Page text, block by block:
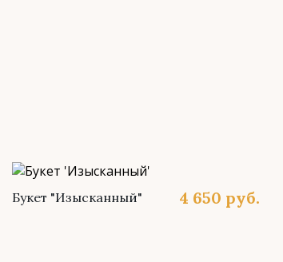
Букет "Изысканный" 4 650 руб.